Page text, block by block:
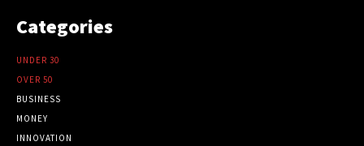
Categories
UNDER 30
OVER 50
BUSINESS
MONEY
INNOVATION